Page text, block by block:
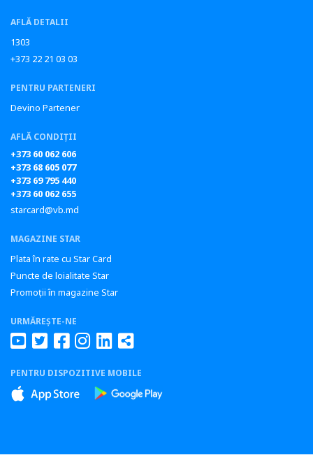
AFLĂ DETALII
1303
+373 22 21 03 03
PENTRU PARTENERI
Devino Partener
AFLĂ CONDIȚII
+373 60 062 606
+373 68 605 077
+373 69 795 440
+373 60 062 655
starcard@vb.md
MAGAZINE STAR
Plata în rate cu Star Card
Puncte de loialitate Star
Promoții în magazine Star
URMĂREȘTE-NE
PENTRU DISPOZITIVE MOBILE